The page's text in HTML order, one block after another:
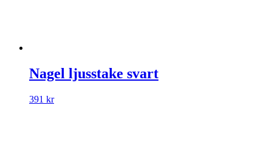
Nagel ljusstake svart
391 kr